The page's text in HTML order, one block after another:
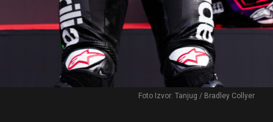
Foto Izvor: Tanjug / Bradley Collyer